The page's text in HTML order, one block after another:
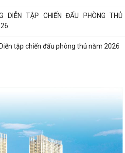
DIỄN TẬP CHIẾN ĐẤU PHÒNG THỦ
tập chiến đấu phòng thủ năm 2026
LIỆT...
động tri ân, “Đền ơn đáp nghĩa” thiết
HỘI NGHỊ TRAO TẶNG ẢNH PHỤC CHẾ